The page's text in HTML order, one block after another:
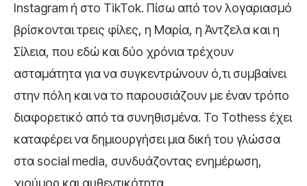
Instagram ή στο TikTok. Πίσω από τον λογαριασμό
βρίσκονται τρεις φίλες, η Μαρία, η Άντζελα και η
Σίλεια, που εδώ και δύο χρόνια τρέχουν
ασταμάτητα για να συγκεντρώνουν ό,τι συμβαίνει
στην πόλη και να το παρουσιάζουν με έναν τρόπο
διαφορετικό από τα συνηθισμένα. Το Tothess έχει
καταφέρει να δημιουργήσει μια δική του γλώσσα
στα social media, συνδυάζοντας ενημέρωση,
χιούμορ και αυθεντικότητα.